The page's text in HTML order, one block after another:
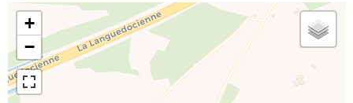
+
−